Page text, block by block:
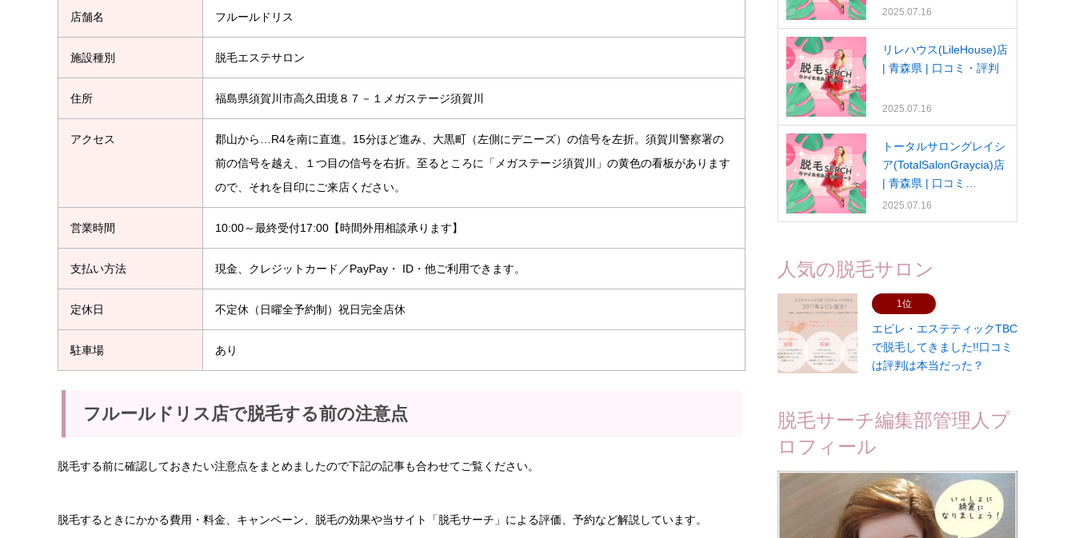
店舗名 フルールドリス
施設種別 脱毛エステサロン
住所 福島県須賀川市高久田境８７－１メガステージ須賀川
アクセス
郡山から…R4を南に直進。15分ほど進み、大黒町（左側にデニーズ）の信号を左折。須賀川警察署の
前の信号を越え、１つ目の信号を右折。至るところに「メガステージ須賀川」の黄色の看板があります
ので、それを目印にご来店ください。
営業時間 10:00～最終受付17:00【時間外用相談承ります】
支払い方法 現金、クレジットカード／PayPay・ ID・他ご利用できます。
定休日 不定休（日曜全予約制）祝日完全店休
駐車場 あり
フルールドリス店で脱毛する前の注意点
脱毛する前に確認しておきたい注意点をまとめましたので下記の記事も合わせてご覧ください。
脱毛するときにかかる費用・料金、キャンペーン、脱毛の効果や当サイト「脱毛サーチ」による評価、予約など解説しています。
2025.07.16
リレハウス(LileHouse)店
| 青森県 | 口コミ・評判
2025.07.16
トータルサロングレイシ
ア(TotalSalonGraycia)店
| 青森県 | 口コミ…
2025.07.16
人気の脱毛サロン
1位
エピレ・エステティックTBC
で脱毛してきました!!口コミ
は評判は本当だった？
脱毛サーチ編集部管理人プ
ロフィール